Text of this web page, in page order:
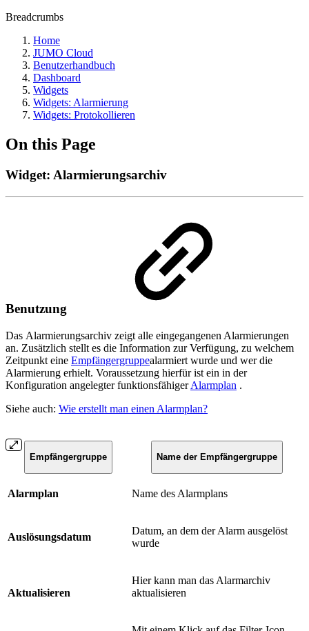
Breadcrumbs
Home
JUMO Cloud
Benutzerhandbuch
Dashboard
Widgets
Widgets: Alarmierung
Widgets: Protokollieren
On this Page
Widget: Alarmierungsarchiv
Benutzung
Das Alarmierungsarchiv zeigt alle eingegangenen Alarmierungen
an. Zusätzlich stellt es die Information zur Verfügung, zu welchem
Zeitpunkt eine Empfängergruppealarmiert wurde und wer die
Alarmierung erhielt. Voraussetzung hierfür ist ein in der
Konfiguration angelegter funktionsfähigerAlarmplan .
Siehe auch: Wie erstellt man einen Alarmplan?
Empfängergruppe Name der Empfängergruppe
Alarmplan Name des Alarmplans
Auslösungsdatum
Datum, an dem der Alarm ausgelöst
wurde
Aktualisieren
Hier kann man das Alarmarchiv
aktualisieren